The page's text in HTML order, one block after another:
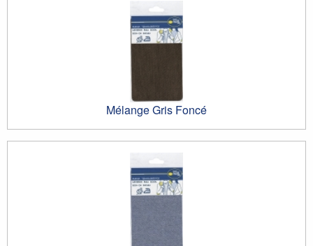
Mélange Gris Foncé